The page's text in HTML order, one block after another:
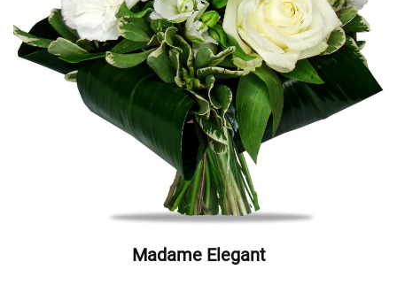
Madame Elegant